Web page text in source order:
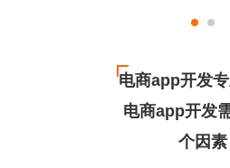
电商app开发
电商app开发
个因素